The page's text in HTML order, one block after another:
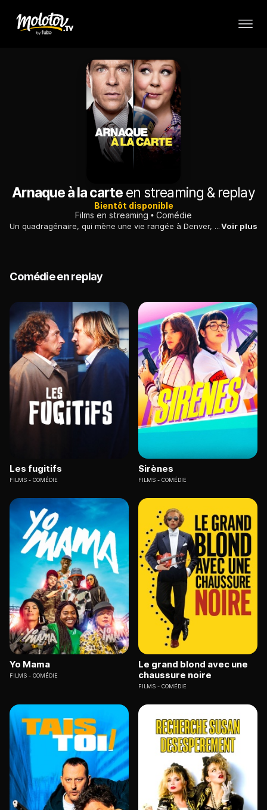
Arnaque à la carteen streaming & replay
Bientôt disponible
Films en streaming
Comédie
Un quadragénaire, qui mène une vie rangée à Denver, découvre qu'une femme a usurpé son identité à l'autre bout des Etats-Unis. Il part chercher la fraudeuse.Voir plus
Comédie en replay
Les fugitifs
FILMS COMÉDIE
Sirènes
FILMS COMÉDIE
Yo Mama
FILMS COMÉDIE
Le grand blond avec une
chaussure noire
FILMS COMÉDIE